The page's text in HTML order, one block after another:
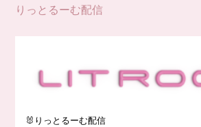
りっとるーむ配信
🐰りっとるーむ配信